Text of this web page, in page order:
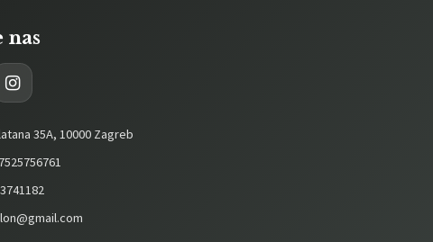
nas
35A, 10000 Zagreb